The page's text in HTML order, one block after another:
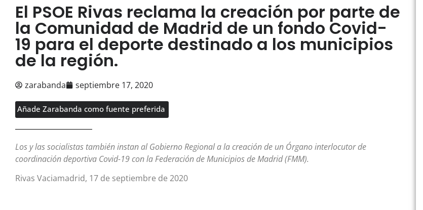
El PSOE Rivas reclama la creación por parte de
la Comunidad de Madrid de un fondo Covid-
19 para el deporte destinado a los municipios
de la región.
zarabanda septiembre 17, 2020
Añade Zarabanda como fuente preferida
Los y las socialistas también instan al Gobierno Regional a la creación de un Órgano interlocutor de
coordinación deportiva Covid-19 con la Federación de Municipios de Madrid (FMM).
Rivas Vaciamadrid, 17 de septiembre de 2020